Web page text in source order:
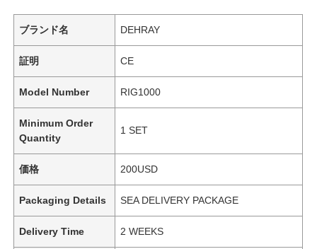
ブランド名 DEHRAY
証明 CE
Model Number RIG1000
Minimum Order
Quantity
1 SET
価格 200USD
Packaging Details SEA DELIVERY PACKAGE
Delivery Time 2 WEEKS